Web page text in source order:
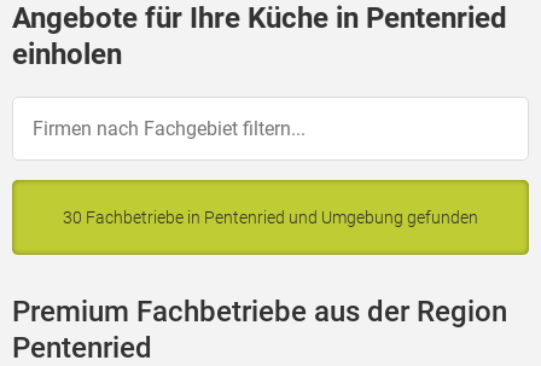
Angebote für Ihre Küche in Pentenried
einholen
30 Fachbetriebe in Pentenried und Umgebung gefunden
Premium Fachbetriebe aus der Region
Pentenried